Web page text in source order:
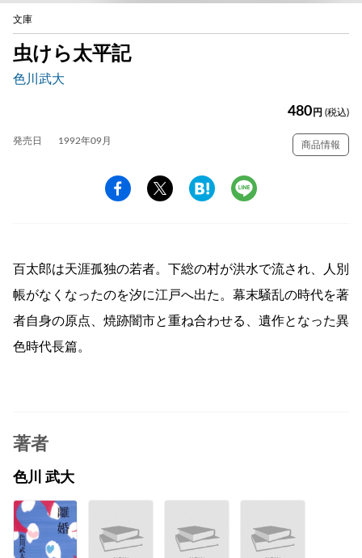
文庫
虫けら太平記
色川武大
480 円 (税込)
発売日 1992年09月 商品情報
百太郎は天涯孤独の若者。下総の村が洪水で流され、人別
帳がなくなったのを汐に江戸へ出た。幕末騒乱の時代を著
者自身の原点、焼跡闇市と重ね合わせる、遺作となった異
色時代長篇。
著者
色川 武大